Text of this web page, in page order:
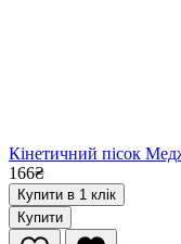
Кінетичний пісок
166₴
Купити в 1 клік
Купити